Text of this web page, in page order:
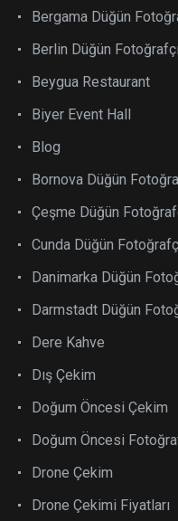
Bergama Düğün
Berlin Düğün
Beygua Restaurant
Biyer Event Hall
Blog
Bornova Düğün
Çeşme Düğün
Cunda Düğün
Danimarka Düğün
Darmstadt Düğün
Dere Kahve
Dış Çekim
Doğum Öncesi Çekim
Doğum Öncesi
Drone Çekim
Drone Çekimi Fiyatları